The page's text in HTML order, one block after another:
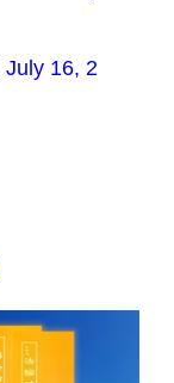
July 16, 2